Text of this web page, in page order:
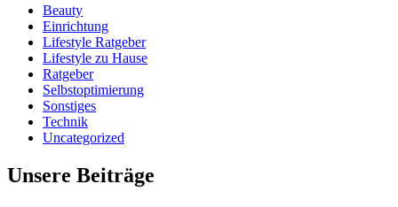
Beauty
Einrichtung
Lifestyle Ratgeber
Lifestyle zu Hause
Ratgeber
Selbstoptimierung
Sonstiges
Technik
Uncategorized
Unsere Beiträge